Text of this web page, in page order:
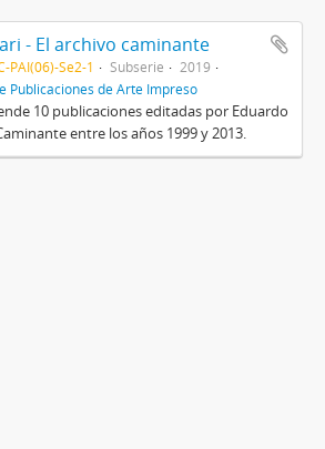
- El archivo caminante
PAI(06)-Se2-1 Subserie
2019
Publicaciones de Arte Impreso
10 publicaciones editadas por Eduardo
entre los años 1999 y 2013.